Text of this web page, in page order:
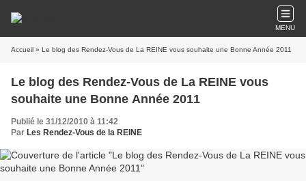
MENU
Accueil » Le blog des Rendez-Vous de La REINE vous souhaite une Bonne Année 2011
Le blog des Rendez-Vous de La REINE vous
souhaite une Bonne Année 2011
Publié le 31/12/2010 à 11:42
Par Les Rendez-Vous de la REINE